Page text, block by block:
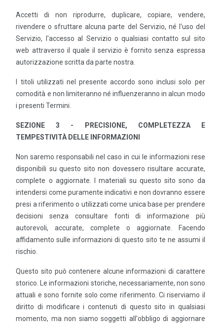
Accetti di non riprodurre, duplicare, copiare, vendere,
rivendere o sfruttare alcuna parte del Servizio, né l'uso del
Servizio, l'accesso al Servizio o qualsiasi contatto sul sito
web attraverso il quale il servizio è fornito senza espressa
autorizzazione scritta da parte nostra.
I titoli utilizzati nel presente accordo sono inclusi solo per
comodità e non limiteranno né influenzeranno in alcun modo
i presenti Termini.
SEZIONE 3 - PRECISIONE, COMPLETEZZA E
TEMPESTIVITÀ DELLE INFORMAZIONI
Non saremo responsabili nel caso in cui le informazioni rese
disponibili su questo sito non dovessero risultare accurate,
complete o aggiornate. I materiali su questo sito sono da
intendersi come puramente indicativi e non dovranno essere
presi a riferimento o utilizzati come unica base per prendere
decisioni senza consultare fonti di informazione più
autorevoli, accurate, complete o aggiornate. Facendo
affidamento sulle informazioni di questo sito te ne assumi il
rischio.
Questo sito può contenere alcune informazioni di carattere
storico. Le informazioni storiche, necessariamente, non sono
attuali e sono fornite solo come riferimento. Ci riserviamo il
diritto di modificare i contenuti di questo sito in qualsiasi
momento, ma non siamo soggetti all'obbligo di aggiornare